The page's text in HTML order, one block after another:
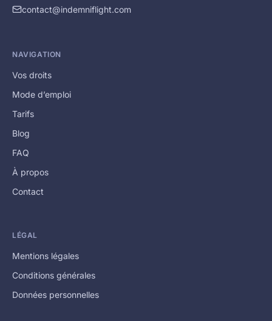
contact@indemniflight.com
NAVIGATION
Vos droits
Mode d’emploi
Tarifs
Blog
FAQ
À propos
Contact
LÉGAL
Mentions légales
Conditions générales
Données personnelles